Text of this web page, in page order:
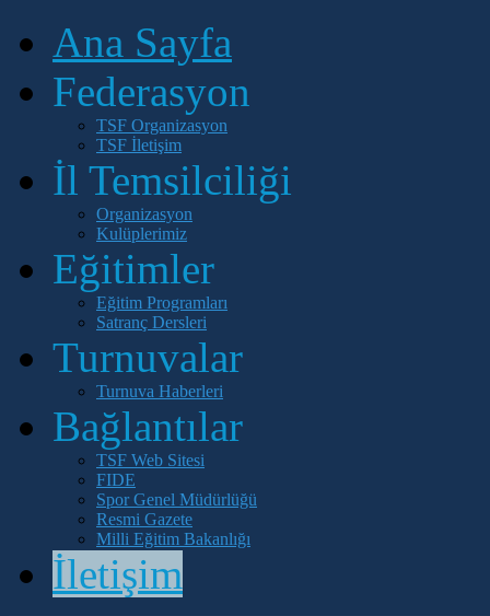
Ana Sayfa
Federasyon
TSF Organizasyon
TSF İletişim
İl Temsilciliği
Organizasyon
Kulüplerimiz
Eğitimler
Eğitim Programları
Satranç Dersleri
Turnuvalar
Turnuva Haberleri
Bağlantılar
TSF Web Sitesi
FIDE
Spor Genel Müdürlüğü
Resmi Gazete
Milli Eğitim Bakanlığı
İletişim